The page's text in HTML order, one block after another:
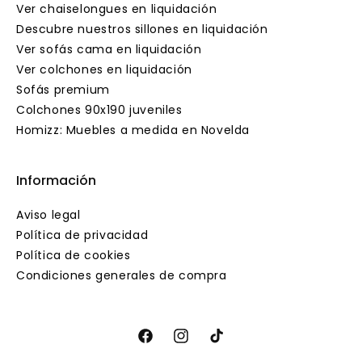
Ver chaiselongues en liquidación
Descubre nuestros sillones en liquidación
Ver sofás cama en liquidación
Ver colchones en liquidación
Sofás premium
Colchones 90x190 juveniles
Homizz: Muebles a medida en Novelda
Información
Aviso legal
Política de privacidad
Política de cookies
Condiciones generales de compra